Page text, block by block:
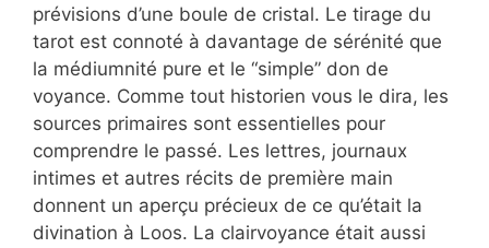
prévisions d’une boule de cristal. Le tirage du
tarot est connoté à davantage de sérénité que
la médiumnité pure et le “simple” don de
voyance. Comme tout historien vous le dira, les
sources primaires sont essentielles pour
comprendre le passé. Les lettres, journaux
intimes et autres récits de première main
donnent un aperçu précieux de ce qu’était la
divination à Loos. La clairvoyance était aussi